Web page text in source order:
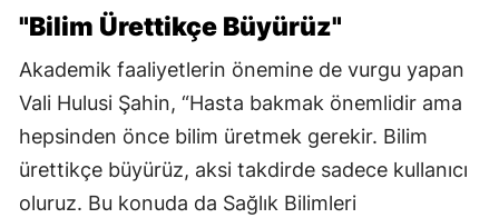
"Bilim Ürettikçe Büyürüz"
Akademik faaliyetlerin önemine de vurgu yapan
Vali Hulusi Şahin, “Hasta bakmak önemlidir ama
hepsinden önce bilim üretmek gerekir. Bilim
ürettikçe büyürüz, aksi takdirde sadece kullanıcı
oluruz. Bu konuda da Sağlık Bilimleri